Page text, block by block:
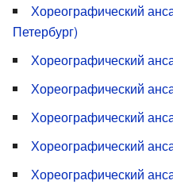
Хореографический
Петербург)
Хореографический
Хореографический
Хореографический
Хореографический
Хореографический